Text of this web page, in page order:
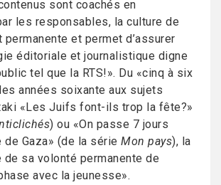
sont coachés en
les responsables, la culture de
permanente et permet d’assurer
éditoriale et journalistique digne
tel que la RTS!». Du «cinq à six
années soixante aux sujets
«Les Juifs font-ils trop la fête?»
) ou «On passe 7 jours
de Gaza» (de la série Mon pays), la
de sa volonté permanente de
avec la jeunesse».